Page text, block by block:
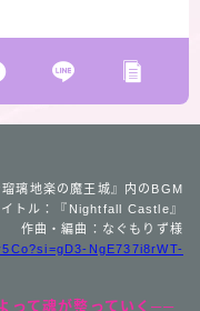
瑠璃地楽の魔王城』内のBGM
トル：『Nightfall Castle』
作曲・編曲：なぐもりず様
NgE737i8rWT-
って魂が整っていく──